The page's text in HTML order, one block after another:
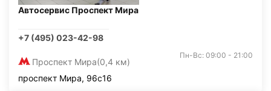
Автосервис Проспект Мира
+7 (495) 023-42-98
Проспект Мира(0,4 км)
Пн-Вс: 09:00 - 21:00
проспект Мира, 96с16